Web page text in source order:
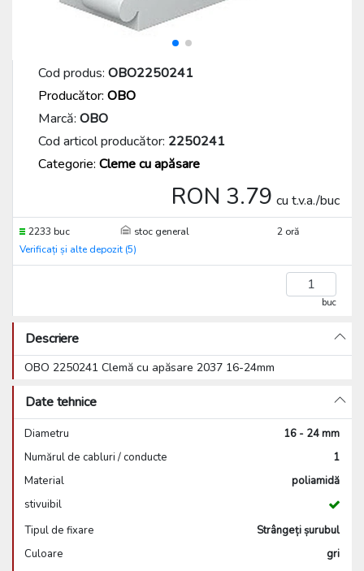
Cod produs: OBO2250241
Producător: OBO
Marcă: OBO
Cod articol producător: 2250241
Categorie: Cleme cu apăsare
RON 3.79 cu t.v.a./buc
2233 buc stoc general
2 oră
Verificați și alte depozit (5)
buc
Descriere
OBO 2250241 Clemă cu apăsare 2037 16-24mm
Date tehnice
Diametru
16 - 24 mm
Numărul de cabluri / conducte
1
Material
poliamidă
stivuibil
Tipul de fixare
Strângeți șurubul
Culoare
gri